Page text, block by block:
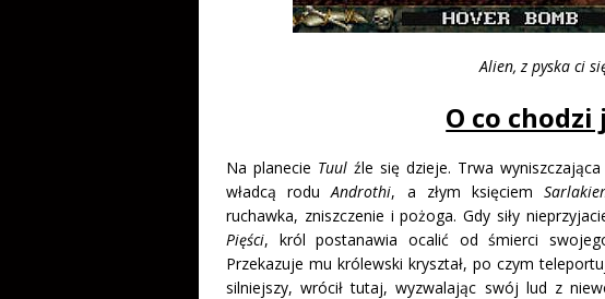
Alien, z pyska ci
O co chodzi
Na planecie Tuul źle się dzieje. Trwa
władcą roduAndrothi, a złym księciem
ruchawka, zniszczenie i pożoga. Gdy siły
Pięści, król postanawia ocalić od śmierci
Przekazuje mu królewski kryształ, po czym
silniejszy, wrócił tutaj, wyzwalając swój lud z